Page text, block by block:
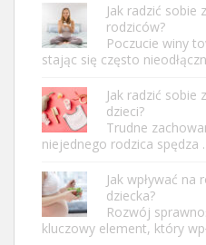
Jak radzić sobie
rodziców?
Poczucie winy
stając się często
Jak radzić sobie
dzieci?
Trudne
niejednego rodzica spędza
Jak wpływać
dziecka?
Rozwój
kluczowy element, który